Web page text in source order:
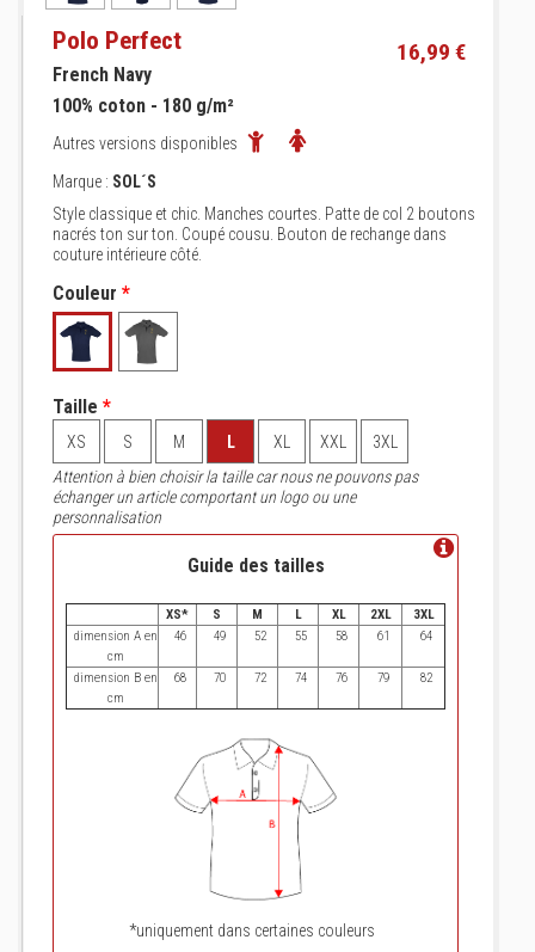
Polo Perfect 16,99 €
French Navy
100% coton - 180 g/m²
Autres versions disponibles
Marque : SOL´S
Style classique et chic. Manches courtes. Patte de col 2 boutons
nacrés ton sur ton. Coupé cousu. Bouton de rechange dans
couture intérieure côté.
Couleur *
Taille *
XS S M L XL XXL
3XL
Attention à bien choisir la taille car nous ne pouvons pas
échanger un article comportant un logo ou une
personnalisation
Guide des tailles
XS* S M L XL 2XL
3XL
dimension A en
cm
46 49 52 55 58 61 64
dimension B en
cm
68 70 72 74 76 79 82
*uniquement dans certaines couleurs